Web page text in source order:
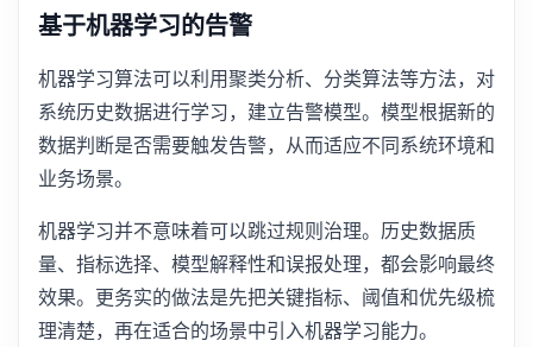
基于机器学习的告警
机器学习算法可以利用聚类分析、分类算法等方法，对
系统历史数据进行学习，建立告警模型。模型根据新的
数据判断是否需要触发告警，从而适应不同系统环境和
业务场景。
机器学习并不意味着可以跳过规则治理。历史数据质
量、指标选择、模型解释性和误报处理，都会影响最终
效果。更务实的做法是先把关键指标、阈值和优先级梳
理清楚，再在适合的场景中引入机器学习能力。